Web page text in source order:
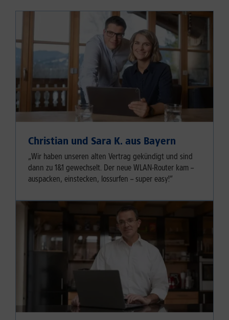
Christian und Sara K. aus Bayern
„Wir haben unseren alten Vertrag gekündigt und sind
dann zu 1&1 gewechselt. Der neue WLAN-Router kam –
auspacken, einstecken, lossurfen – super easy!”